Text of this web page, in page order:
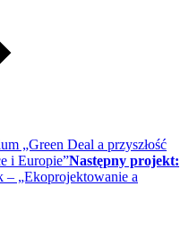
„Green Deal a przyszłość
i Europie”Następny projekt:
– „Ekoprojektowanie a